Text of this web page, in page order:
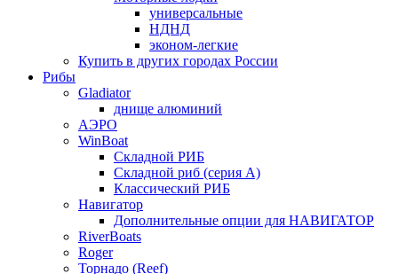
универсальные
НДНД
эконом-легкие
Купить в других городах России
Рибы
Gladiator
днище алюминий
АЭРО
WinBoat
Складной РИБ
Складной риб (серия А)
Классический РИБ
Навигатор
Дополнительные опции для НАВИГАТОР
RiverBoats
Roger
Торнадо (Reef)